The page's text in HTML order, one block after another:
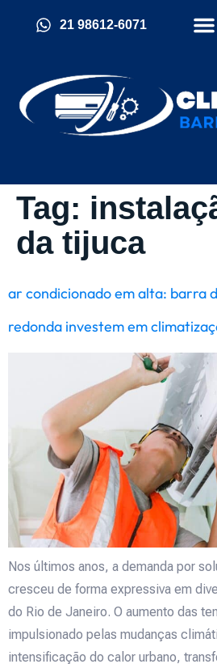
21 98612-6071
Tag:
da tijuca
ar condicionado em alta: barra
redonda investem em
Nos últimos anos, a demanda por
cresceu de forma expressiva em
do Rio de Janeiro. O aumento das
impulsionado pelas mudanças
intensificação do calor urbano,